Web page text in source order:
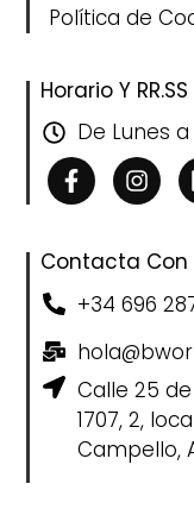
Contacta Con
+34 696
Calle 25
1707, 2,
Campello,
Horario Y RR.SS
De Lunes
Política de